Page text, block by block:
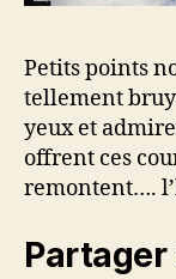
Petits points
tellement
yeux et
offrent ces
remontent….
Partager